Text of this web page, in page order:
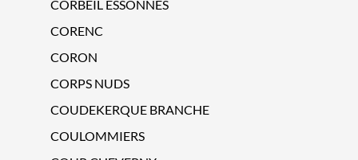
CORBEIL ESSONNES
CORENC
CORON
CORPS NUDS
COUDEKERQUE BRANCHE
COULOMMIERS